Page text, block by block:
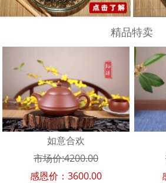
江宏
吴秋平
吕尧臣
李霓
汪寅仙
精品特卖
如意合欢
市场价:4200.00
感恩价：3600.00